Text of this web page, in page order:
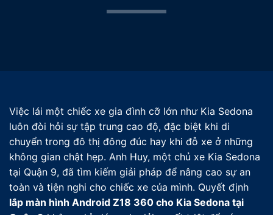
Việc lái một chiếc xe gia đình cỡ lớn như Kia Sedona
luôn đòi hỏi sự tập trung cao độ, đặc biệt khi di
chuyển trong đô thị đông đúc hay khi đỗ xe ở những
không gian chật hẹp. Anh Huy, một chủ xe Kia Sedona
tại Quận 9, đã tìm kiếm giải pháp để nâng cao sự an
toàn và tiện nghi cho chiếc xe của mình. Quyết định
lắp màn hình Android Z18 360 cho Kia Sedona tại